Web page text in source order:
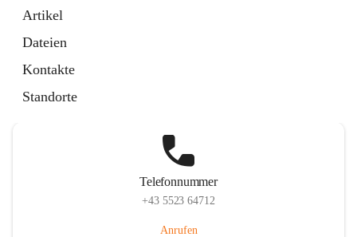
Artikel
Dateien
Kontakte
Standorte
Telefonnummer
+43 5523 64712
Anrufen